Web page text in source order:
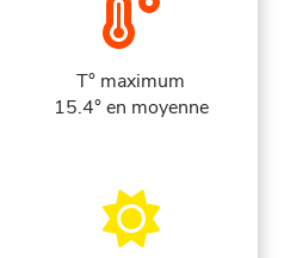
T° maximum
15.4° en moyenne